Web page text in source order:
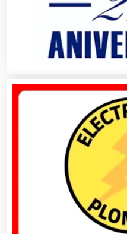
Alarmas
Albercas
Alimentos
Almacenaje
Alquiler de Autos